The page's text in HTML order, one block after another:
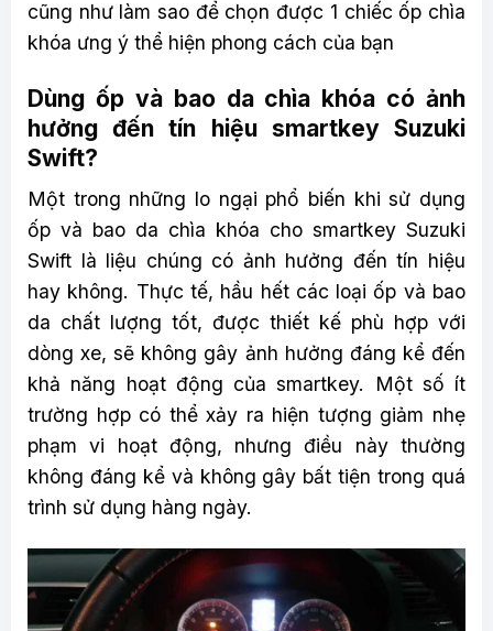
cũng như làm sao để chọn được 1 chiếc ốp chìa
khóa ưng ý thể hiện phong cách của bạn
Dùng ốp và bao da chìa khóa có ảnh
hưởng đến tín hiệu smartkey Suzuki
Swift?
Một trong những lo ngại phổ biến khi sử dụng
ốp và bao da chìa khóa cho smartkey Suzuki
Swift là liệu chúng có ảnh hưởng đến tín hiệu
hay không. Thực tế, hầu hết các loại ốp và bao
da chất lượng tốt, được thiết kế phù hợp với
dòng xe, sẽ không gây ảnh hưởng đáng kể đến
khả năng hoạt động của smartkey. Một số ít
trường hợp có thể xảy ra hiện tượng giảm nhẹ
phạm vi hoạt động, nhưng điều này thường
không đáng kể và không gây bất tiện trong quá
trình sử dụng hàng ngày.